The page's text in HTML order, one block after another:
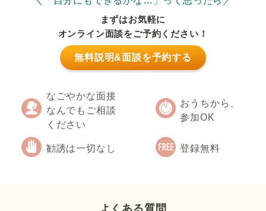
まずはお気軽に
オンライン面談をご予約ください！
無料説明&面談を予約する
なごやかな面接
なんでもご相談
ください
おうちから、
参加OK
勧誘は一切なし 登録無料
よくある質問